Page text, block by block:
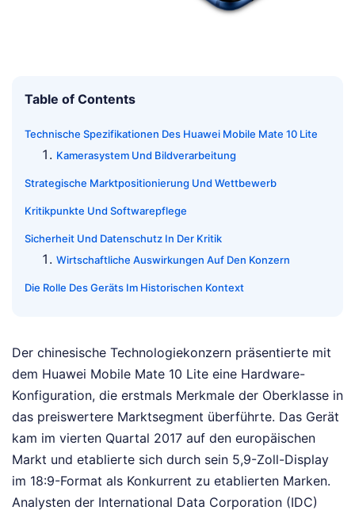
Table of Contents
Technische Spezifikationen Des Huawei Mobile Mate 10 Lite
Kamerasystem Und Bildverarbeitung
Strategische Marktpositionierung Und Wettbewerb
Kritikpunkte Und Softwarepflege
Sicherheit Und Datenschutz In Der Kritik
Wirtschaftliche Auswirkungen Auf Den Konzern
Die Rolle Des Geräts Im Historischen Kontext
Der chinesische Technologiekonzern präsentierte mit
dem Huawei Mobile Mate 10 Lite eine Hardware-
Konfiguration, die erstmals Merkmale der Oberklasse in
das preiswertere Marktsegment überführte. Das Gerät
kam im vierten Quartal 2017 auf den europäischen
Markt und etablierte sich durch sein 5,9-Zoll-Display
im 18:9-Format als Konkurrent zu etablierten Marken.
Analysten der International Data Corporation (IDC)